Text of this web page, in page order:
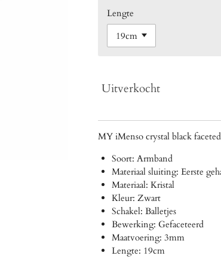
Lengte
Uitverkocht
MY iMenso crystal black
Soort: Armband
Materiaal sluiting: Eerste
Materiaal: Kristal
Kleur: Zwart
Schakel: Balletjes
Bewerking: Gefaceteerd
Maatvoering: 3mm
Lengte: 19cm